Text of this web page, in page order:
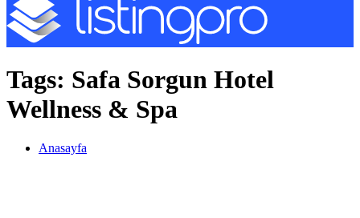
Tags: Safa Sorgun Hotel
Wellness & Spa
Anasayfa